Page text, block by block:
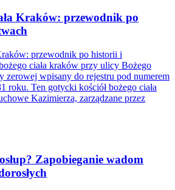
Kraków: przewodnik po
przewodnik po historii i
ciała kraków przy ulicy Bożego
zerowej wpisany do rejestru pod numerem
roku. Ten gotycki kościół bożego ciała
Kazimierza, zarządzane przez
Zapobieganie wadom